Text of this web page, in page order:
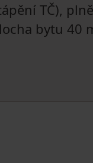
TČ),
bytu 40